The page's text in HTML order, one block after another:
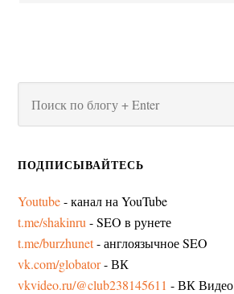
ПОДПИСЫВАЙТЕСЬ
Youtube- канал на YouTube
t.me/shakinru - SEO в рунете
t.me/burzhunet- англоязычное SEO
vk.com/globator- ВК
vkvideo.ru/@club238145611 - ВК Видео